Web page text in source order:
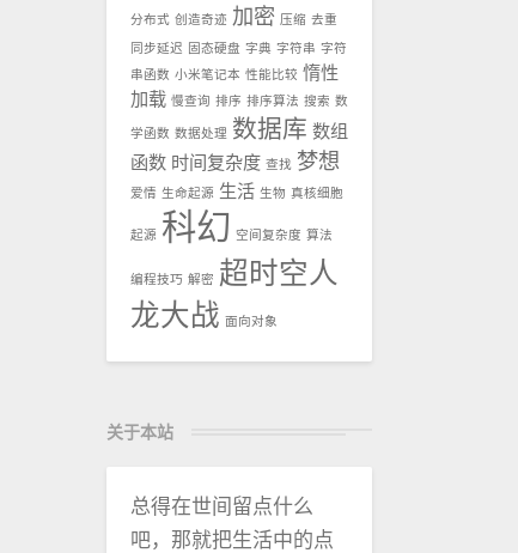
分布式 创造奇迹 加密 压缩 去重
同步延迟 固态硬盘 字典 字符串 字符
串函数 小米笔记本 性能比较 惰性
加载 慢查询 排序 排序算法 搜索 数
学函数 数据处理 数据库 数组
函数 时间复杂度 查找 梦想
爱情 生命起源 生活 生物 真核细胞
起源 科幻 空间复杂度 算法
编程技巧 解密 超时空人
龙大战 面向对象
关于本站
总得在世间留点什么
吧，那就把生活中的点